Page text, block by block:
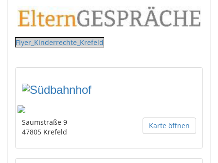
Flyer_Kinderrechte_Krefeld
Karte öffnen
Saumstraße 9
47805 Krefeld